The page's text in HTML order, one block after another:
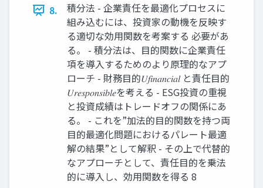
8.
積分法 - 企業責任を最適化プロセスに
組み込むには、投資家の動機を反映す
る適切な効用関数を考案する 必要があ
る。 - 積分法は、目的関数に企業責任
項を導入するためのより原理的なアプ
ローチ - 財務目的𝑈𝑓𝑖𝑛𝑎𝑛𝑐𝑖𝑎𝑙 と責任目的
𝑈𝑟𝑒𝑠𝑝𝑜𝑛𝑠𝑖𝑏𝑙𝑒を考える - ESG投資の重視
と投資成績はトレードオフの関係にあ
る。 - これを”加法的目的関数を持つ両
目的最適化問題におけるパレート最適
解の結果”として解釈 - その上で代替的
なアプローチとして、責任目的を乗法
的に導入し、効用関数を得る 8